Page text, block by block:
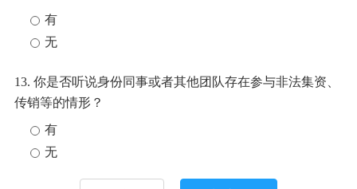
有
无
13. 你是否听说身份同事或者其他团队存在参与非法集资、
传销等的情形？
有
无